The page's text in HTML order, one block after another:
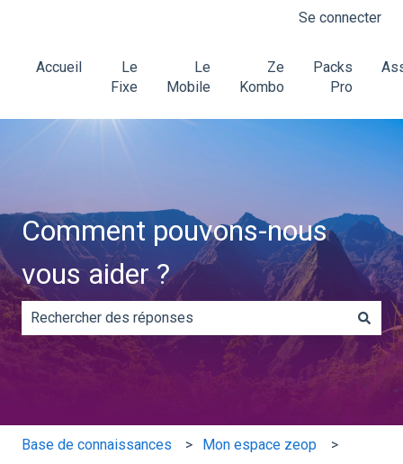
Se connecter
Accueil
Le
Fixe
Le
Mobile
Ze
Kombo
Packs
Pro
Comment pouvons-nous
vous aider ?
Il n'y a aucune suggestion car le champ de recherche
Base de connaissances Mon espace zeop